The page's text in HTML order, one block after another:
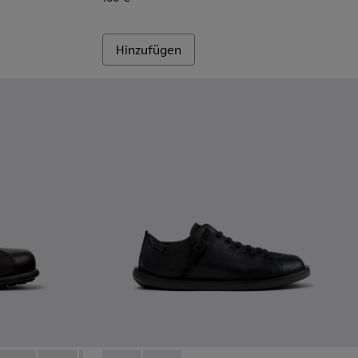
Hinzufügen